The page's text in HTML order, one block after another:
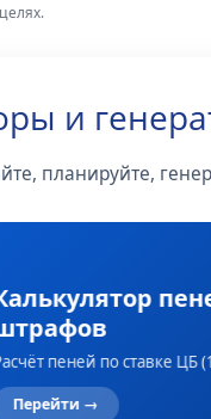
и
планируйте,
пеней по ставке ЦБ
Перейти →